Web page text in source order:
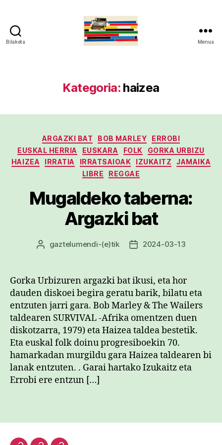
Bilaketa Menua
Kategoria: haizea
Kategoriak
ARGAZKI BAT BOB MARLEY
ERROBI
EUSKAL HERRIA
EUSKARA FOLK
GORKA URBIZU
HAIZEA
IRRATIA IRRATSAIOAK IZUKAITZ
JAMAIKA
LIBRE
REGGAE
Mugaldeko taberna:
Argazki bat
Argitalpenaren
gaztelumendi-(e)tik
Argitalpenaren
2024-03-13
Gorka Urbizuren argazki bat ikusi, eta hor
dauden diskoei begira geratu barik, bilatu eta
entzuten jarri gara. Bob Marley & The Wailers
taldearen SURVIVAL -Afrika omentzen duen
diskotzarra, 1979) eta Haizea taldea bestetik.
Eta euskal folk doinu progresiboekin 70.
hamarkadan murgildu gara Haizea taldearen bi
lanak entzuten. . Garai hartako Izukaitz eta
Errobi ere entzun […]